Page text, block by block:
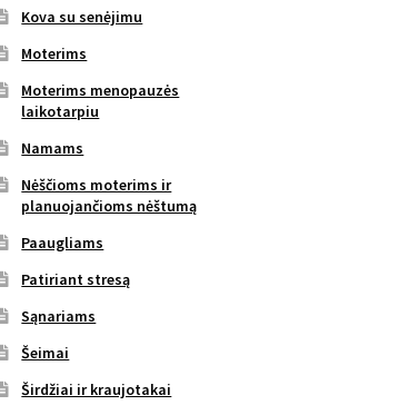
Kova su senėjimu
Moterims
Moterims menopauzės
laikotarpiu
Namams
Nėščioms moterims ir
planuojančioms nėštumą
Paaugliams
Patiriant stresą
Sąnariams
Šeimai
Širdžiai ir kraujotakai